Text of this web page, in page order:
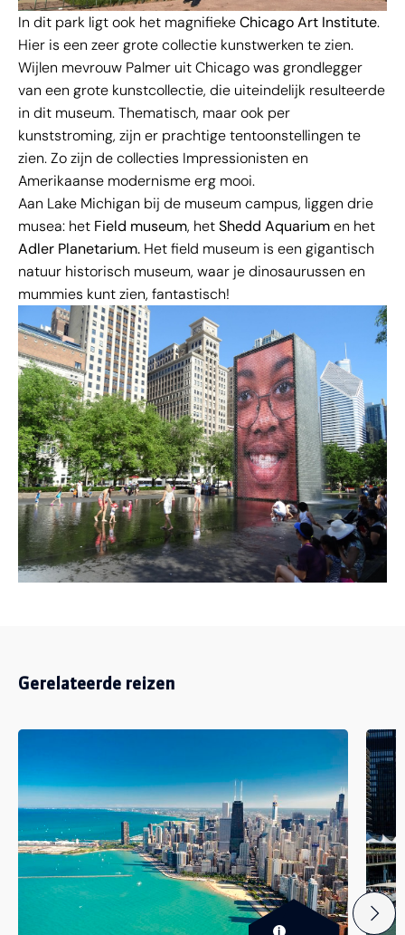
In dit park ligt ook het magnifiekeChicago Art Institute.
Hier is een zeer grote collectie kunstwerken te zien.
Wijlen mevrouw Palmer uit Chicago was grondlegger
van een grote kunstcollectie, die uiteindelijk resulteerde
in dit museum. Thematisch, maar ook per
kunststroming, zijn er prachtige tentoonstellingen te
zien. Zo zijn de collecties Impressionisten en
Amerikaanse modernisme erg mooi.
Aan Lake Michigan bij de museum campus, liggen drie
musea: het Field museum, hetShedd Aquariumen het
Adler Planetarium. Het field museum is een gigantisch
natuur historisch museum, waar je dinosaurussen en
mummies kunt zien, fantastisch!
Gerelateerde reizen
i